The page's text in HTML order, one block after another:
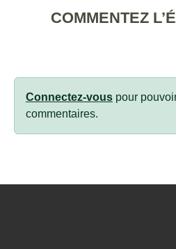
COMMENTEZ
Connectez-vous pour
commentaires.